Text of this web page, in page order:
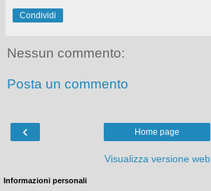
Condividi
Nessun commento:
Posta un commento
‹ Home page
Visualizza versione web
Informazioni personali